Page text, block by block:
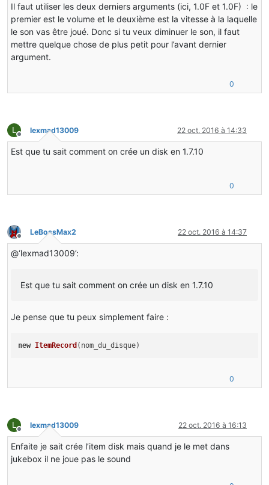
Il faut utiliser les deux derniers arguments (ici, 1.0F et 1.0F) : le
premier est le volume et le deuxième est la vitesse à la laquelle
le son vas être joué. Donc si tu veux diminuer le son, il faut
mettre quelque chose de plus petit pour l’avant dernier
argument.
0
L
Hors-ligne
lexmad13009 22 oct. 2016 à 14:33
Est que tu sait comment on crée un disk en 1.7.10
0
Hors-ligne
LeBossMax2 22 oct. 2016 à 14:37
@‘lexmad13009’:
Est que tu sait comment on crée un disk en 1.7.10
Je pense que tu peux simplement faire :
new ItemRecord (nom_du_disque)
0
L
Hors-ligne
lexmad13009 22 oct. 2016 à 16:13
Enfaite je sait crée l’item disk mais quand je le met dans
jukebox il ne joue pas le sound